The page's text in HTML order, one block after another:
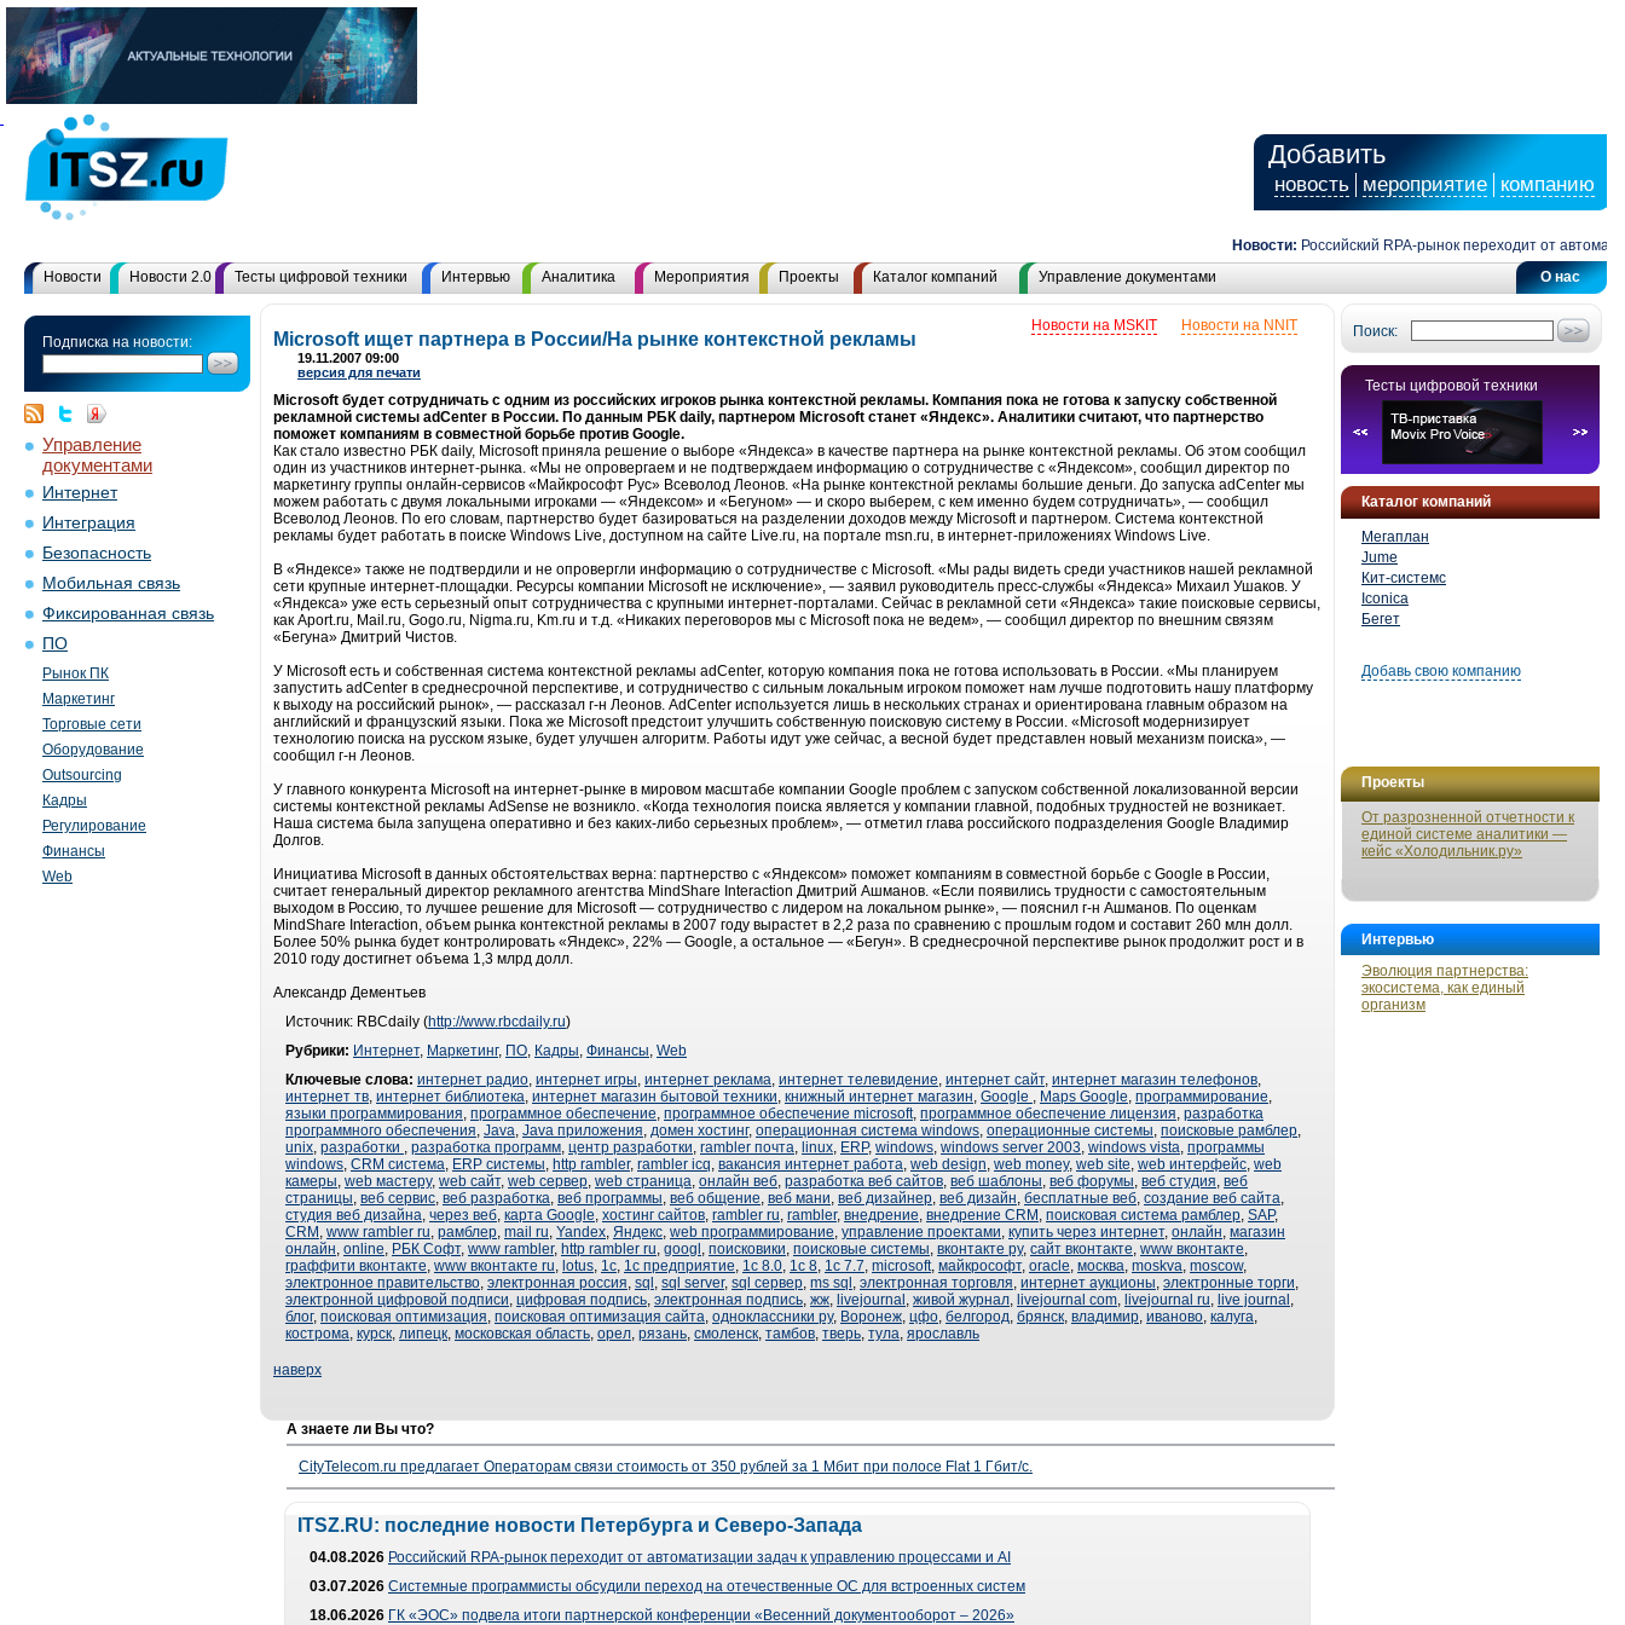
Добавить
новость мероприятие компанию
Новости: Российский RPA-рынок переходит от
О нас
Новости Новости 2.0 Тесты цифровой техники Интервью Аналитика Мероприятия Проекты Каталог компаний Управление документами
Подписка на новости:
Управление
документами
Интернет
Интеграция
Безопасность
Мобильная связь
Фиксированная связь
ПО
Рынок ПК
Маркетинг
Торговые сети
Оборудование
Outsourcing
Кадры
Регулирование
Финансы
Web
Поиск:
Тесты цифровой техники
Каталог компаний
Мегаплан
Jume
Кит-системс
Iconica
Бегет
Добавь свою компанию
Проекты
От разрозненной отчетности к
единой системе аналитики —
кейс «Холодильник.ру»
Интервью
Эволюция партнерства:
экосистема, как единый
организм
Новости на NNIT
Новости на MSKIT
Microsoft ищет партнера в России/На рынке контекстной рекламы
19.11.2007 09:00
версия для печати
Microsoft будет сотрудничать с одним из российских игроков рынка контекстной рекламы. Компания пока не готова к запуску собственной
рекламной системы adCenter в России. По данным РБК daily, партнером Microsoft станет «Яндекс». Аналитики считают, что партнерство
поможет компаниям в совместной борьбе против Google.
Как стало известно РБК daily, Microsoft приняла решение о выборе «Яндекса» в качестве партнера на рынке контекстной рекламы. Об этом сообщил
один из участников интернет-рынка. «Мы не опровергаем и не подтверждаем информацию о сотрудничестве с «Яндексом», сообщил директор по
маркетингу группы онлайн-сервисов «Майкрософт Рус» Всеволод Леонов. «На рынке контекстной рекламы большие деньги. До запуска adCenter мы
можем работать с двумя локальными игроками — «Яндексом» и «Бегуном» — и скоро выберем, с кем именно будем сотрудничать», — сообщил
Всеволод Леонов. По его словам, партнерство будет базироваться на разделении доходов между Microsoft и партнером. Система контекстной
рекламы будет работать в поиске Windows Live, доступном на сайте Live.ru, на портале msn.ru, в интернет-приложениях Windows Live.
В «Яндексе» также не подтвердили и не опровергли информацию о сотрудничестве с Microsoft. «Мы рады видеть среди участников нашей рекламной
сети крупные интернет-площадки. Ресурсы компании Microsoft не исключение», — заявил руководитель пресс-службы «Яндекса» Михаил Ушаков. У
«Яндекса» уже есть серьезный опыт сотрудничества с крупными интернет-порталами. Сейчас в рекламной сети «Яндекса» такие поисковые сервисы,
как Aport.ru, Mail.ru, Gogo.ru, Nigma.ru, Km.ru и т.д. «Никаких переговоров мы с Microsoft пока не ведем», — сообщил директор по внешним связям
«Бегуна» Дмитрий Чистов.
У Microsoft есть и собственная система контекстной рекламы adCenter, которую компания пока не готова использовать в России. «Мы планируем
запустить adCenter в среднесрочной перспективе, и сотрудничество с сильным локальным игроком поможет нам лучше подготовить нашу платформу
к выходу на российский рынок», — рассказал г-н Леонов. AdCenter используется лишь в нескольких странах и ориентирована главным образом на
английский и французский языки. Пока же Microsoft предстоит улучшить собственную поисковую систему в России. «Microsoft модернизирует
технологию поиска на русском языке, будет улучшен алгоритм. Работы идут уже сейчас, а весной будет представлен новый механизм поиска», —
сообщил г-н Леонов.
У главного конкурента Microsoft на интернет-рынке в мировом масштабе компании Google проблем с запуском собственной локализованной версии
системы контекстной рекламы AdSense не возникло. «Когда технология поиска является у компании главной, подобных трудностей не возникает.
Наша система была запущена оперативно и без каких-либо серьезных проблем», — отметил глава российского подразделения Google Владимир
Долгов.
Инициатива Microsoft в данных обстоятельствах верна: партнерство с «Яндексом» поможет компаниям в совместной борьбе с Google в России,
считает генеральный директор рекламного агентства MindShare Interaction Дмитрий Ашманов. «Если появились трудности с самостоятельным
выходом в Россию, то лучшее решение для Microsoft — сотрудничество с лидером на локальном рынке», — пояснил г-н Ашманов. По оценкам
MindShare Interaction, объем рынка контекстной рекламы в 2007 году вырастет в 2,2 раза по сравнению с прошлым годом и составит 260 млн долл.
Более 50% рынка будет контролировать «Яндекс», 22% — Google, а остальное — «Бегун». В среднесрочной перспективе рынок продолжит рост и в
2010 году достигнет объема 1,3 млрд долл.
Александр Дементьев
Источник: RBCdaily (http://www.rbcdaily.ru)
Рубрики: Интернет, Маркетинг, ПО, Кадры, Финансы, Web
Ключевые слова: интернет радио, интернет игры, интернет реклама, интернет телевидение, интернет сайт, интернет магазин телефонов,
интернет тв, интернет библиотека, интернет магазин бытовой техники, книжный интернет магазин, Google , Maps Google, программирование,
языки программирования, программное обеспечение, программное обеспечение microsoft, программное обеспечение лицензия, разработка
программного обеспечения, Java, Java приложения, домен хостинг, операционная система windows, операционные системы, поисковые рамблер,
unix, разработки , разработка программ, центр разработки, rambler почта, linux, ERP, windows, windows server 2003, windows vista, программы
windows, CRM система, ERP системы, http rambler, rambler icq, вакансия интернет работа, web design, web money, web site, web интерфейс, web
камеры, web мастеру, web сайт, web сервер, web страница, онлайн веб, разработка веб сайтов, веб шаблоны, веб форумы, веб студия, веб
страницы, веб сервис, веб разработка, веб программы, веб общение, веб мани, веб дизайнер, веб дизайн, бесплатные веб, создание веб сайта,
студия веб дизайна, через веб, карта Google, хостинг сайтов, rambler ru, rambler, внедрение, внедрение CRM , поисковая система рамблер, SAP,
CRM , www rambler ru, рамблер, mail ru, Yandex, Яндекс, web программирование, управление проектами, купить через интернет, онлайн, магазин
онлайн, online, РБК Софт, www rambler, http rambler ru, googl , поисковики, поисковые системы, вконтакте ру, сайт вконтакте, www вконтакте,
граффити вконтакте, www вконтакте ru, lotus, 1с, 1с предприятие, 1с 8.0, 1с 8, 1с 7.7, microsoft, майкрософт, oracle, москва, moskva, moscow,
электронное правительство, электронная россия, sql , sql server, sql сервер, ms sql , электронная торговля, интернет аукционы, электронные торги,
электронной цифровой подписи, цифровая подпись, электронная подпись, жж, livejournal , живой журнал, livejournal com, livejournal ru, live journal ,
блог, поисковая оптимизация, поисковая оптимизация сайта, одноклассники ру, Воронеж, цфо, белгород, брянск, владимир, иваново, калуга,
кострома, курск, липецк, московская область, орел, рязань, смоленск, тамбов, тверь, тула, ярославль
наверх
А знаете ли Вы что?
CityTelecom.ru предлагает Операторам связи стоимость от 350 рублей за 1 Мбит при полосе Flat 1 Гбит/с.
ITSZ.RU: последние новости Петербурга и Северо-Запада
04.08.2026 Российский RPA-рынок переходит от автоматизации задач к управлению процессами и AI
03.07.2026 Системные программисты обсудили переход на отечественные ОС для встроенных систем
18.06.2026 ГК «ЭОС» подвела итоги партнерской конференции «Весенний документооборот – 2026»